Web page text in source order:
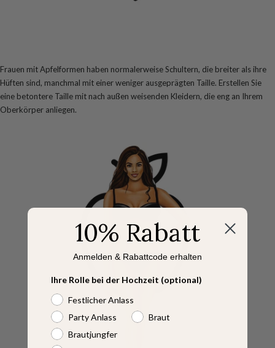
Frauen mit Apfelformen haben normalerweise Schultern, die breiter als ihre
Hüften sind, manchmal mit einer weniger ausgeprägten Taille. Erstellen Sie
eine betontere Taille mit nach außen weisenden Kleidern, die eng an Ihrem
Oberkörper anliegen.
10% Rabatt
Anmelden & Rabattcode erhalten
Ihre Rolle bei der Hochzeit (optional)
Festlicher Anlass
Party Anlass
Braut
Brautjungfer